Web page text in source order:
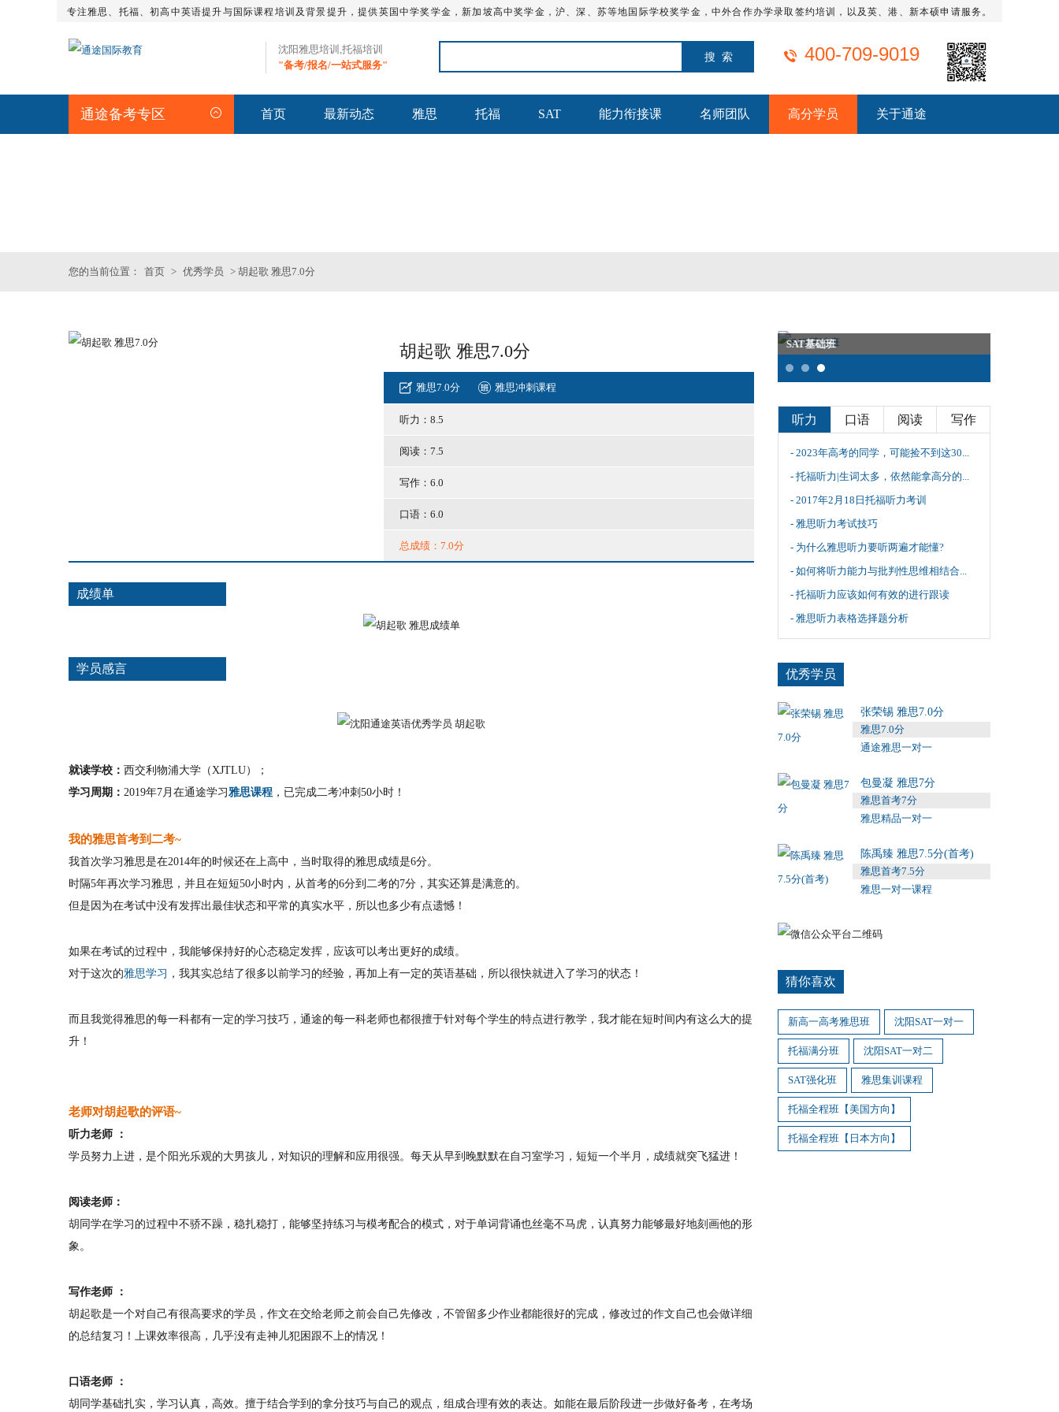
专注雅思、托福、初高中英语提升与国际课程培训及背景提升，提供英国中学奖学金，新加坡高中奖学金，沪、深、苏等地国际学校奖学金，中外合作办学录取签约培训，以及英、港、新本硕申请服务。
沈阳雅思培训,托福培训
"备考/报名/一站式服务"
400-709-9019
通途备考专区 首页 最新动态 雅思 托福 SAT 能力衔接课 名师团队 高分学员 关于通途
您的当前位置： 首页 > 优秀学员 > 胡起歌 雅思7.0分
胡起歌 雅思7.0分
雅思7.0分 雅思冲刺课程
听力：8.5
阅读：7.5
写作：6.0
口语：6.0
总成绩：7.0分
成绩单
学员感言
就读学校： 西交利物浦大学（XJTLU）；
学习周期： 2019年7月在通途学习 雅思课程 ，已完成二考冲刺50小时！
我的雅思首考到二考~
我首次学习雅思是在2014年的时候还在上高中，当时取得的雅思成绩是6分。
时隔5年再次学习雅思，并且在短短50小时内，从首考的6分到二考的7分，其实还算是满意的。
但是因为在考试中没有发挥出最佳状态和平常的真实水平，所以也多少有点遗憾！
如果在考试的过程中，我能够保持好的心态稳定发挥，应该可以考出更好的成绩。
对于这次的雅思学习 ，我其实总结了很多以前学习的经验，再加上有一定的英语基础，所以很快就进入了学习的状态！
而且我觉得雅思的每一科都有一定的学习技巧，通途的每一科老师也都很擅于针对每个学生的特点进行教学，我才能在短时间内有这么大的提
升！
老师对胡起歌的评语~
听力老师 ：
学员努力上进，是个阳光乐观的大男孩儿，对知识的理解和应用很强。每天从早到晚默默在自习室学习，短短一个半月，成绩就突飞猛进！
阅读老师：
胡同学在学习的过程中不骄不躁，稳扎稳打，能够坚持练习与模考配合的模式，对于单词背诵也丝毫不马虎，认真努力能够最好地刻画他的形
象。
写作老师 ：
胡起歌是一个对自己有很高要求的学员，作文在交给老师之前会自己先修改，不管留多少作业都能很好的完成，修改过的作文自己也会做详细
的总结复习！上课效率很高，几乎没有走神儿犯困跟不上的情况！
口语老师 ：
胡同学基础扎实，学习认真，高效。擅于结合学到的拿分技巧与自己的观点，组成合理有效的表达。如能在最后阶段进一步做好备考，在考场
SAT基础班 托福火箭班 SAT基础班
听力 口语 阅读 写作
- 2023年高考的同学，可能捡不到这30...
- 托福听力|生词太多，依然能拿高分的...
- 2017年2月18日托福听力考训
- 雅思听力考试技巧
- 为什么雅思听力要听两遍才能懂?
- 如何将听力能力与批判性思维相结合...
- 托福听力应该如何有效的进行跟读
- 雅思听力表格选择题分析
优秀学员
张荣锡 雅思7.0分
雅思7.0分
通途雅思一对一
包曼凝 雅思7分
雅思首考7分
雅思精品一对一
陈禹臻 雅思7.5分(首考)
雅思首考7.5分
雅思一对一课程
猜你喜欢
新高一高考雅思班 沈阳SAT一对一
托福满分班 沈阳SAT一对二
SAT强化班 雅思集训课程
托福全程班【美国方向】
托福全程班【日本方向】